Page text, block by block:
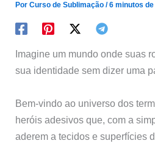
PorCurso de Sublimação/6 minutos
Imagine um mundo onde suas
sua identidade sem dizer uma
Bem-vindo ao universo dos
heróis adesivos que, com a
aderem a tecidos e superfícies